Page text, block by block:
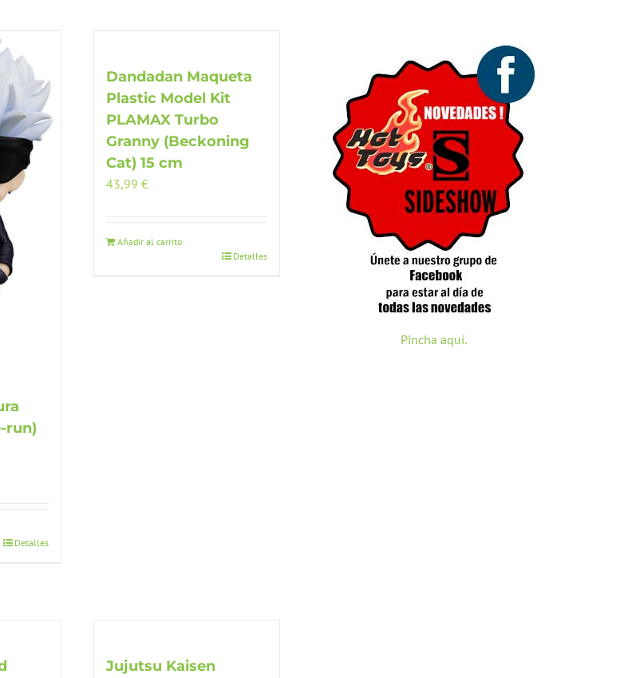
run)
Detalles
Dandadan Maqueta
Plastic Model Kit
PLAMAX Turbo
Granny (Beckoning
Cat) 15 cm
43,99€
Añadir al carrito
Detalles
Jujutsu Kaisen
Pincha aquí.